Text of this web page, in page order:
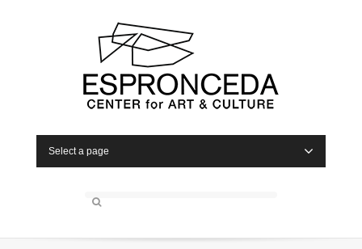
Select a page